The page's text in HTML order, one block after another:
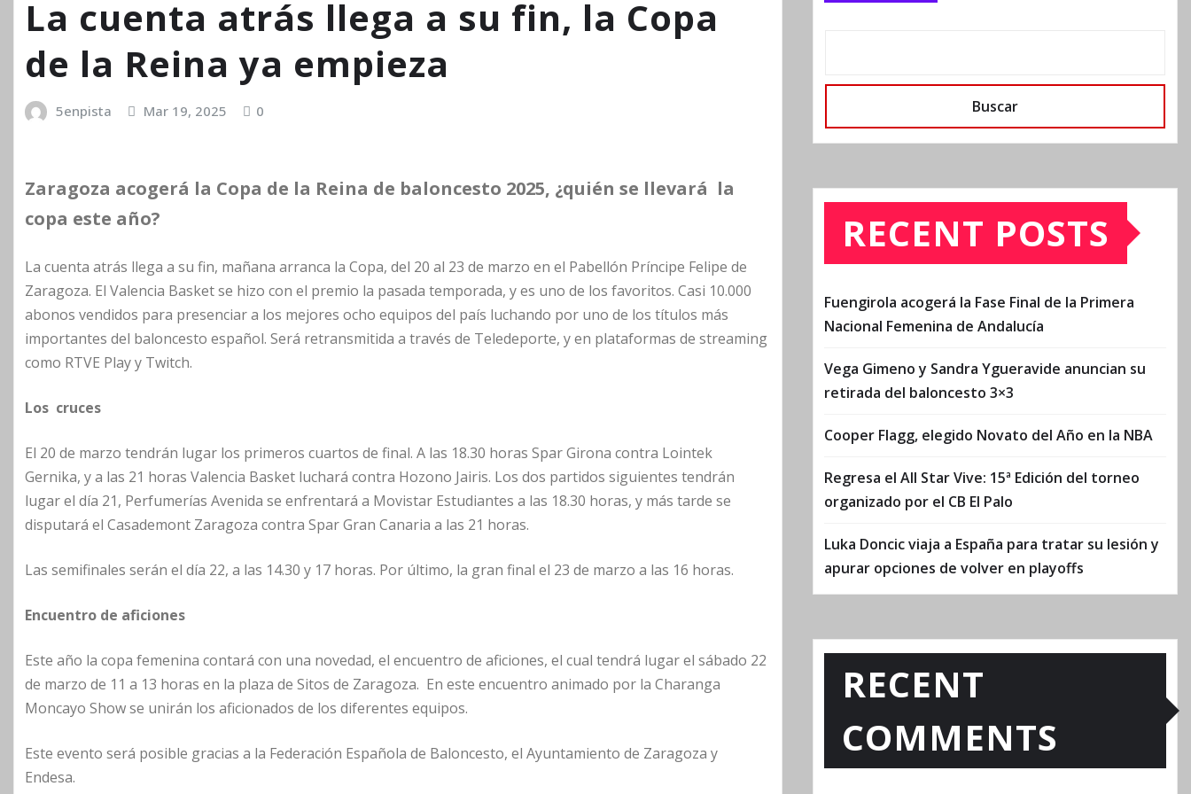
La cuenta atrás llega a su fin, la Copa
de la Reina ya empieza
5enpista Mar 19, 2025 0
Zaragoza acogerá la Copa de la Reina de baloncesto 2025, ¿quién se llevará la
copa este año?
La cuenta atrás llega a su fin, mañana arranca la Copa, del 20 al 23 de marzo en el Pabellón Príncipe Felipe de
Zaragoza. El Valencia Basket se hizo con el premio la pasada temporada, y es uno de los favoritos. Casi 10.000
abonos vendidos para presenciar a los mejores ocho equipos del país luchando por uno de los títulos más
importantes del baloncesto español. Será retransmitida a través de Teledeporte, y en plataformas de streaming
como RTVE Play y Twitch.
Los cruces
El 20 de marzo tendrán lugar los primeros cuartos de final. A las 18.30 horas Spar Girona contra Lointek
Gernika, y a las 21 horas Valencia Basket luchará contra Hozono Jairis. Los dos partidos siguientes tendrán
lugar el día 21, Perfumerías Avenida se enfrentará a Movistar Estudiantes a las 18.30 horas, y más tarde se
disputará el Casademont Zaragoza contra Spar Gran Canaria a las 21 horas.
Las semifinales serán el día 22, a las 14.30 y 17 horas. Por último, la gran final el 23 de marzo a las 16 horas.
Encuentro de aficiones
Este año la copa femenina contará con una novedad, el encuentro de aficiones, el cual tendrá lugar el sábado 22
de marzo de 11 a 13 horas en la plaza de Sitos de Zaragoza. En este encuentro animado por la Charanga
Moncayo Show se unirán los aficionados de los diferentes equipos.
Este evento será posible gracias a la Federación Española de Baloncesto, el Ayuntamiento de Zaragoza y
Endesa.
Buscar
RECENT POSTS
Fuengirola acogerá la Fase Final de la Primera
Nacional Femenina de Andalucía
Vega Gimeno y Sandra Ygueravide anuncian su
retirada del baloncesto 3×3
Cooper Flagg, elegido Novato del Año en la NBA
Regresa el All Star Vive: 15ª Edición del torneo
organizado por el CB El Palo
Luka Doncic viaja a España para tratar su lesión y
apurar opciones de volver en playoffs
RECENT
COMMENTS